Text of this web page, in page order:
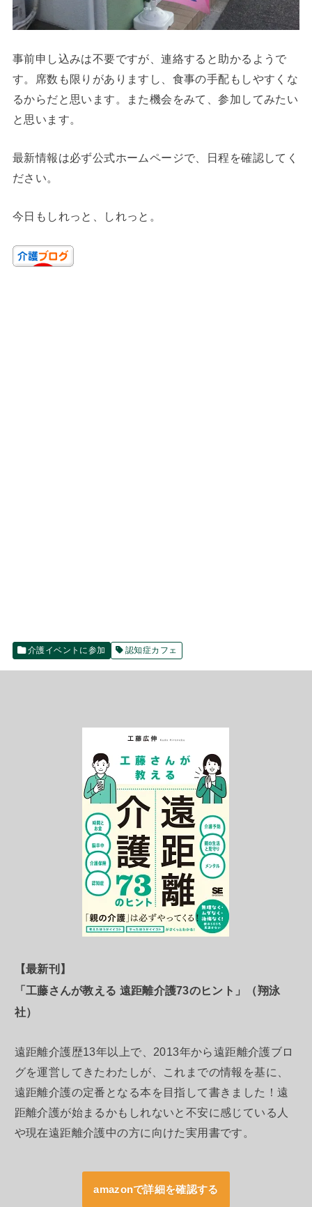
事前申し込みは不要ですが、連絡すると助かるようで
す。席数も限りがありますし、食事の手配もしやすくな
るからだと思います。また機会をみて、参加してみたい
と思います。
最新情報は必ず公式ホームページで、日程を確認してく
ださい。
今日もしれっと、しれっと。
介護イベントに参加 認知症カフェ
【最新刊】
「工藤さんが教える 遠距離介護73のヒント」（翔泳
社）
遠距離介護歴13年以上で、2013年から遠距離介護ブロ
グを運営してきたわたしが、これまでの情報を基に、
遠距離介護の定番となる本を目指して書きました！遠
距離介護が始まるかもしれないと不安に感じている人
や現在遠距離介護中の方に向けた実用書です。
amazonで詳細を確認する